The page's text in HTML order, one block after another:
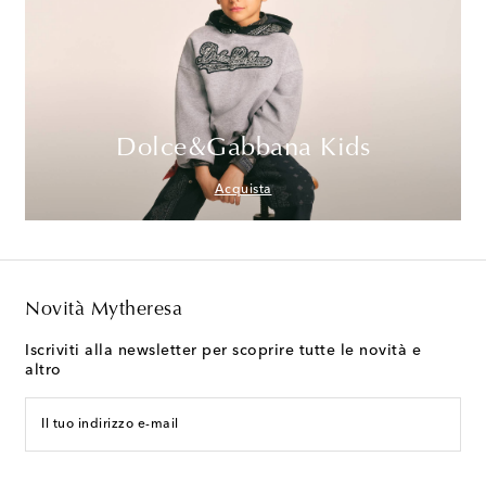
Dolce&Gabbana Kids
Acquista
Novità Mytheresa
Iscriviti alla newsletter per scoprire tutte le novità e
altro
Il tuo indirizzo e-mail